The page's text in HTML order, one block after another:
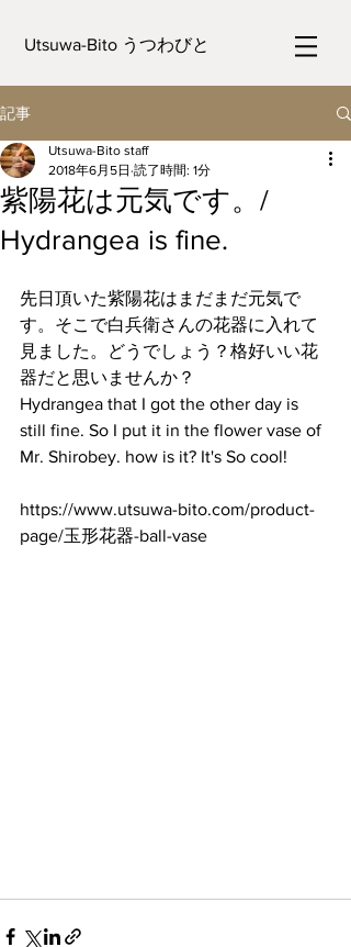
Utsuwa-Bito うつわびと
記事
紫陽花は元気です。/
Hydrangea is fine.
Utsuwa-Bito staff
2018年6月5日 読了時間: 1分
先日頂いた紫陽花はまだまだ元気で
す。そこで白兵衛さんの花器に入れて
見ました。どうでしょう？格好いい花
器だと思いませんか？
Hydrangea that I got the other day is
still fine. So I put it in the flower vase of
Mr. Shirobey. how is it? It's So cool!
https://www.utsuwa-bito.com/product-
page/玉形花器-ball-vase